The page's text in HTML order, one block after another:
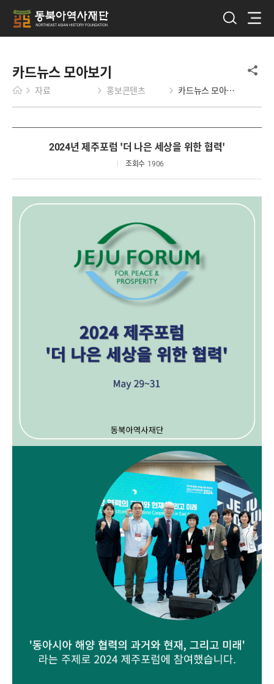
카드뉴스 모아보기
자료 홍보콘텐츠 카드뉴스 모아보기
2024년 제주포럼 '더 나은 세상을 위한 협력'
조회수 1906